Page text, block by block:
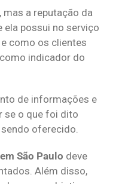
a reputação da
ela possui no serviço
como os clientes
indicador do
de informações e
se o que foi dito
oferecido.
São Paulo deve
Além disso,